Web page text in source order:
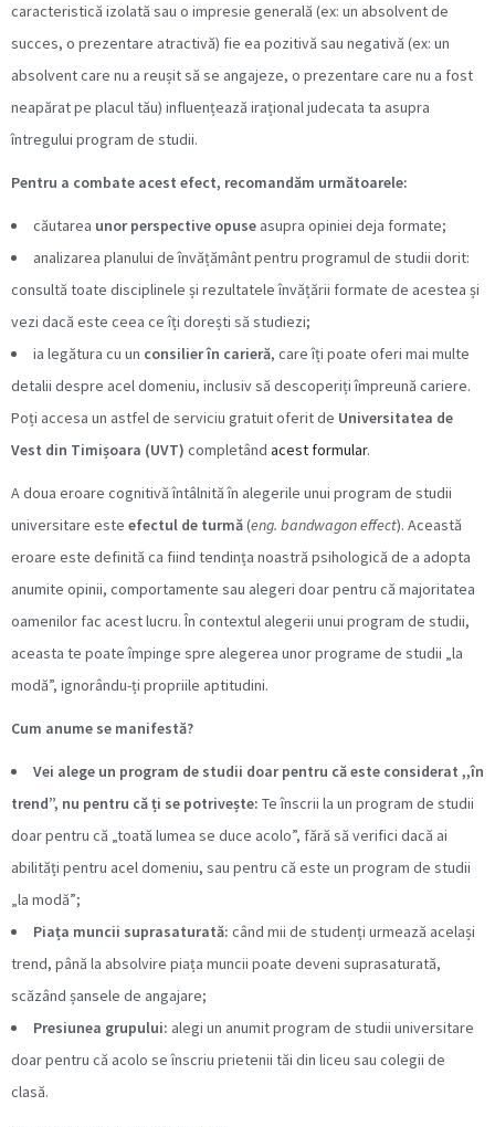
caracteristică izolată sau o impresie generală (ex: un absolvent de
succes, o prezentare atractivă) fie ea pozitivă sau negativă (ex: un
absolvent care nu a reușit să se angajeze, o prezentare care nu a fost
neapărat pe placul tău) influențează irațional judecata ta asupra
întregului program de studii.
Pentru a combate acest efect, recomandăm următoarele:
căutarea unor perspective opuse asupra opiniei deja formate;
analizarea planului de învățământ pentru programul de studii dorit:
consultă toate disciplinele și rezultatele învățării formate de acestea și
vezi dacă este ceea ce îți dorești să studiezi;
ia legătura cu un consilier în carieră, care îți poate oferi mai multe
detalii despre acel domeniu, inclusiv să descoperiți împreună cariere.
Poți accesa un astfel de serviciu gratuit oferit de Universitatea de
Vest din Timișoara (UVT) completând acest formular.
A doua eroare cognitivă întâlnită în alegerile unui program de studii
universitare este efectul de turmă(eng. bandwagon effect). Această
eroare este definită ca fiind tendința noastră psihologică de a adopta
anumite opinii, comportamente sau alegeri doar pentru că majoritatea
oamenilor fac acest lucru. În contextul alegerii unui program de studii,
aceasta te poate împinge spre alegerea unor programe de studii „la
modă”, ignorându-ți propriile aptitudini.
Cum anume se manifestă?
Vei alege un program de studii doar pentru că este considerat ,,în
trend”, nu pentru că ți se potrivește: Te înscrii la un program de studii
doar pentru că „toată lumea se duce acolo”, fără să verifici dacă ai
abilități pentru acel domeniu, sau pentru că este un program de studii
„la modă”;
Piața muncii suprasaturată: când mii de studenți urmează același
trend, până la absolvire piața muncii poate deveni suprasaturată,
scăzând șansele de angajare;
Presiunea grupului: alegi un anumit program de studii universitare
doar pentru că acolo se înscriu prietenii tăi din liceu sau colegii de
clasă.